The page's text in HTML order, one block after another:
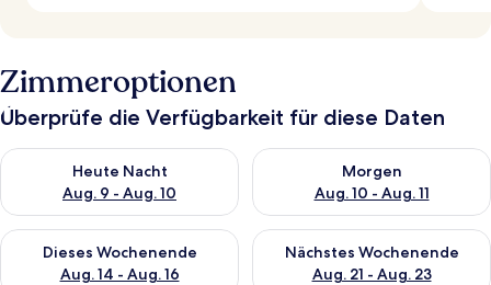
Zimmeroptionen
Überprüfe die Verfügbarkeit für diese Daten
Heute Nacht
Aug. 9 - Aug. 10
Überprüfe die Verfügbarkeit für heute Nacht, Aug. 9 - Aug.
Morgen
Aug. 10 - Aug. 11
Überprüfe die Verfügbarkeit
Dieses Wochenende
Aug. 14 - Aug. 16
Überprüfe die Verfügbarkeit für dieses Wochenende, Aug. 14
Nächstes Wochenende
Aug. 21 - Aug. 23
Überprüfe die Verfügbarkeit